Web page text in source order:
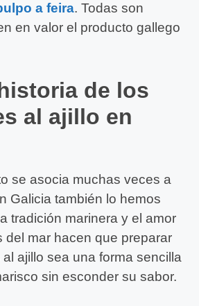
a feira. Todas son
en valor el producto gallego
de los
al ajillo en
se asocia muchas veces a
Galicia también lo hemos
tradición marinera y el amor
del mar hacen que preparar
ajillo sea una forma sencilla
sin esconder su sabor.